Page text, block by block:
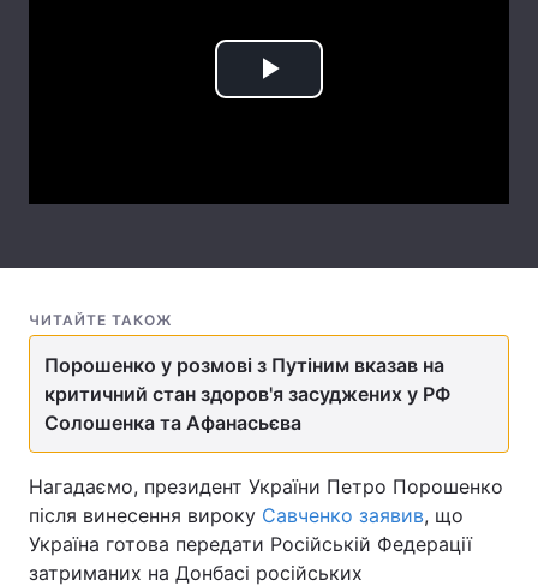
Тема оформлення
Play
ЧИТАЙТЕ ТАКОЖ
Порошенко у розмові з Путіним вказав на
критичний стан здоров'я засуджених у РФ
Солошенка та Афанасьєва
Нагадаємо, президент України Петро Порошенко
після винесення вироку Савченко заявив, що
Україна готова передати Російській Федерації
затриманих на Донбасі російських